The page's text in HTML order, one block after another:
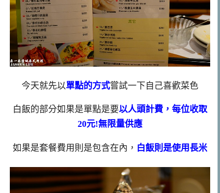
今天就先以單點的方式嘗試一下自己喜歡菜色
白飯的部分如果是單點是要以人頭計費，每位收取
20元!無限量供應
如果是套餐費用則是包含在內， 白飯則是使用長米